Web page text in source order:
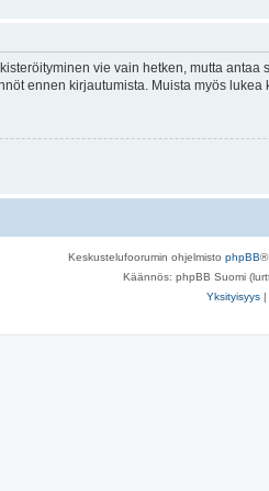
vie vain hetken, mutta
ennen kirjautumista. Muista myös lukea
Keskustelufoorumin ohjelmisto phpBB®
Käännös: phpBB Suomi
Yksityisyys |